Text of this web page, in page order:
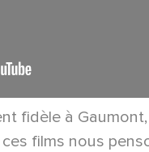
fidèle à
films nous